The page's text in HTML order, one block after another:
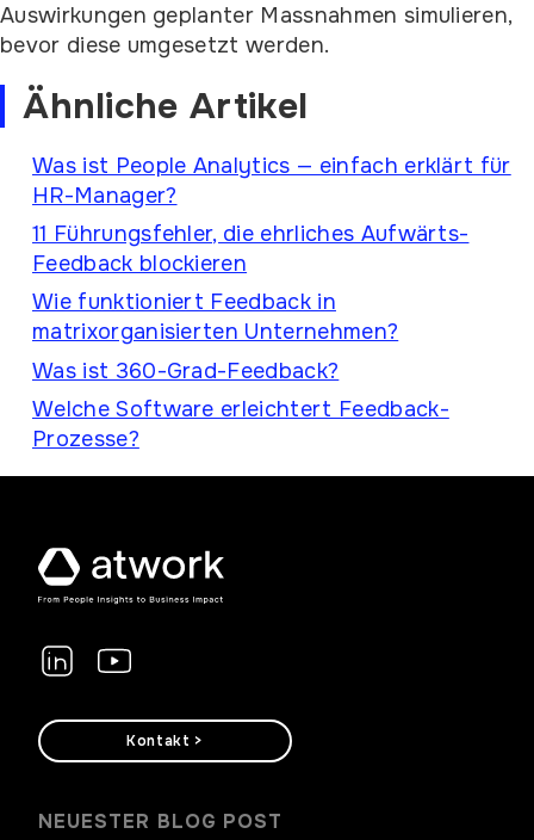
Auswirkungen geplanter Massnahmen simulieren,
bevor diese umgesetzt werden.
Ähnliche Artikel
Was ist People Analytics — einfach erklärt für
HR-Manager?
11 Führungsfehler, die ehrliches Aufwärts-
Feedback blockieren
Wie funktioniert Feedback in
matrixorganisierten Unternehmen?
Was ist 360-Grad-Feedback?
Welche Software erleichtert Feedback-
Prozesse?
Kontakt >
NEUESTER BLOG POST